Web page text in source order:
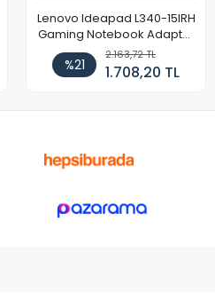
Lenovo Ideapad L340-15IRH
Gaming Notebook Adaptör
Cihazı Şarj Aleti (150W)
%21
2.163,72 TL
1.708,20 TL